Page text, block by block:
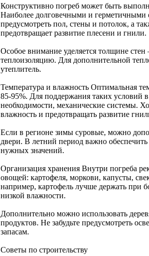
Конструктивно погреб может быть
Наиболее долговечными и
предусмотреть пол, стены и потолок, а
предотвращает развитие плесени и гнили.
Особое внимание уделяется толщине
теплоизоляцию. Для дополнительной
утеплитель.
Температура и влажность Оптимальная
85-95%. Для поддержания таких условий
необходимости, механические системы.
влажность и предотвращать развитие
Если в регионе зимы суровые, можно
двери. В летний период важно
нужных значений.
Организация хранения Внутри погреба
овощей: картофеля, моркови, капусты,
например, картофель лучше держать при
низкой влажности.
Дополнительно можно использовать
продуктов. Не забудьте предусмотреть
запасам.
Советы по строительству